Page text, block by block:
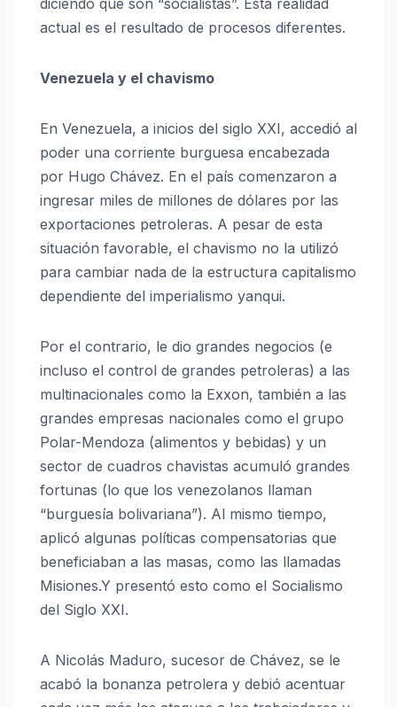
diciendo que son “socialistas”. Esta realidad
actual es el resultado de procesos diferentes.
Venezuela y el chavismo
En Venezuela, a inicios del siglo XXI, accedió al
poder una corriente burguesa encabezada
por Hugo Chávez. En el país comenzaron a
ingresar miles de millones de dólares por las
exportaciones petroleras. A pesar de esta
situación favorable, el chavismo no la utilizó
para cambiar nada de la estructura capitalismo
dependiente del imperialismo yanqui.
Por el contrario, le dio grandes negocios (e
incluso el control de grandes petroleras) a las
multinacionales como la Exxon, también a las
grandes empresas nacionales como el grupo
Polar-Mendoza (alimentos y bebidas) y un
sector de cuadros chavistas acumuló grandes
fortunas (lo que los venezolanos llaman
“burguesía bolivariana”). Al mismo tiempo,
aplicó algunas políticas compensatorias que
beneficiaban a las masas, como las llamadas
Misiones.Y presentó esto como el Socialismo
del Siglo XXI.
A Nicolás Maduro, sucesor de Chávez, se le
acabó la bonanza petrolera y debió acentuar